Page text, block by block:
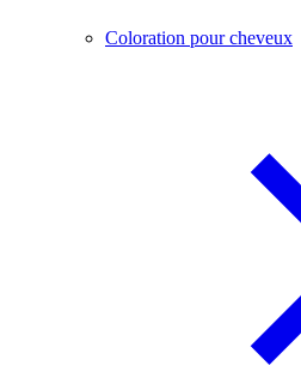
Coloration pour cheveux